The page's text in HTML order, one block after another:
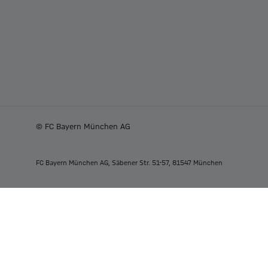
© FC Bayern München AG
FC Bayern München AG, Säbener Str. 51-57, 81547 München